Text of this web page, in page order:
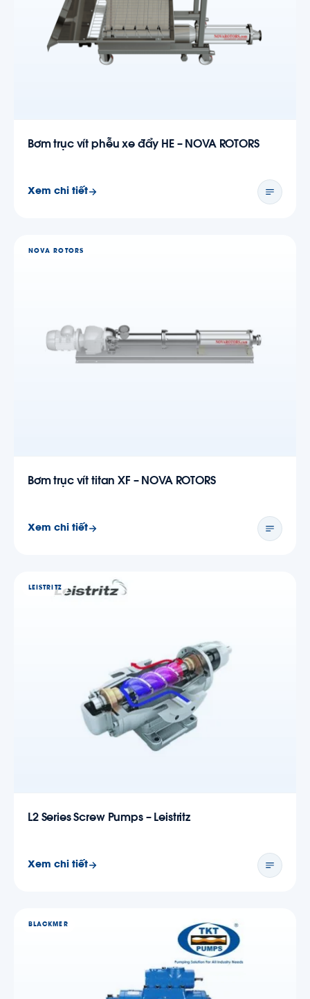
Bơm trục vít phễu xe đẩy HE – NOVA ROTORS
Xem chi tiết
NOVA ROTORS
Bơm trục vít titan XF – NOVA ROTORS
Xem chi tiết
LEISTRITZ
L2 Series Screw Pumps – Leistritz
Xem chi tiết
BLACKMER